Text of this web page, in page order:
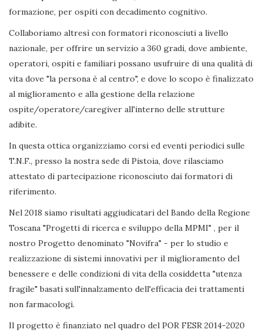
formazione, per ospiti con decadimento cognitivo.
Collaboriamo altresì con formatori riconosciuti a livello
nazionale, per offrire un servizio a 360 gradi, dove ambiente,
operatori, ospiti e familiari possano usufruire di una qualità di
vita dove "la persona è al centro", e dove lo scopo è finalizzato
al miglioramento e alla gestione della relazione
ospite/operatore/caregiver all'interno delle strutture
adibite.
In questa ottica organizziamo corsi ed eventi periodici sulle
T.N.F., presso la nostra sede di Pistoia, dove rilasciamo
attestato di partecipazione riconosciuto dai formatori di
riferimento.
Nel 2018 siamo risultati aggiudicatari del Bando della Regione
Toscana "Progetti di ricerca e sviluppo della MPMI" , per il
nostro Progetto denominato "Novifra" - per lo studio e
realizzazione di sistemi innovativi per il miglioramento del
benessere e delle condizioni di vita della cosiddetta "utenza
fragile" basati sull'innalzamento dell'efficacia dei trattamenti
non farmacologi.
Il progetto è finanziato nel quadro del POR FESR 2014-2020